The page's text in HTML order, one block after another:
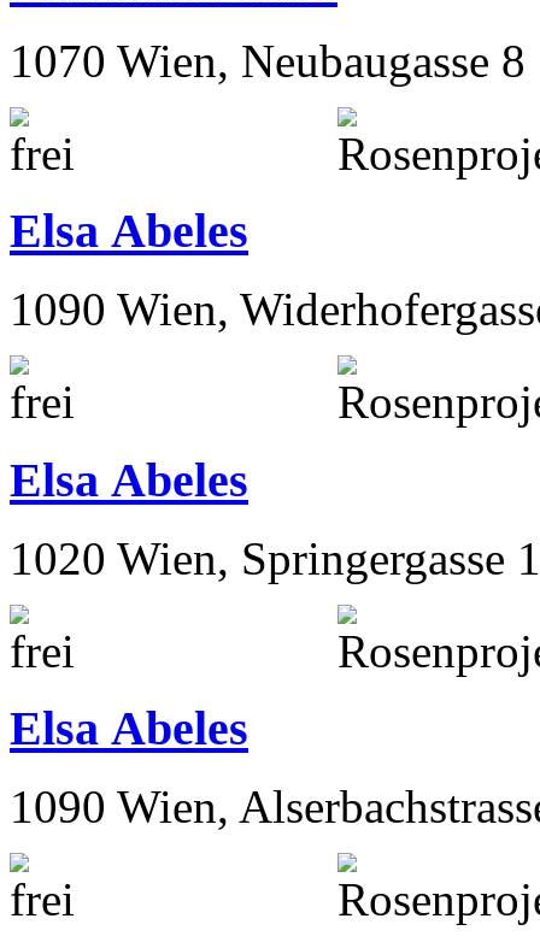
1070 Wien, Neubaugasse 8
Elsa Abeles
1090 Wien,
Elsa Abeles
1020 Wien, Springergasse
Elsa Abeles
1090 Wien,